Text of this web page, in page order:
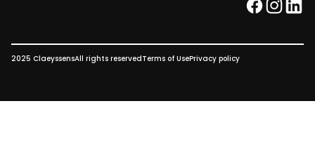
facebook
2025 ClaeyssensAll rights reservedTerms of UsePrivacy policy